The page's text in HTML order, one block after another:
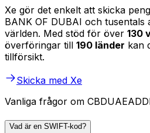
Xe gör det enkelt att skicka
BANK OF DUBAI och
världen. Med stöd för över 130
överföringar till 190 länder kan
tillförsikt.
Skicka med Xe
Vanliga frågor om
Vad är en SWIFT-kod?